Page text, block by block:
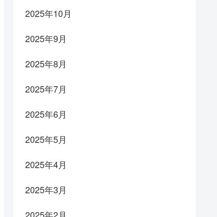
2025年10月
2025年9月
2025年8月
2025年7月
2025年6月
2025年5月
2025年4月
2025年3月